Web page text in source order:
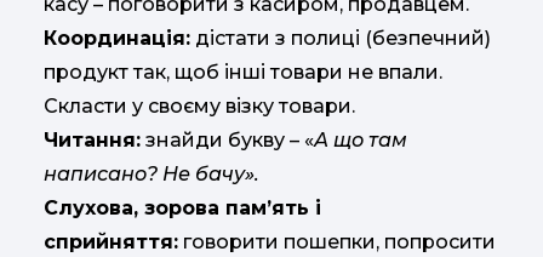
Координація: дістати з полиці (безпечний)
продукт так, щоб інші товари не впали.
Скласти у своєму візку товари.
Читання: знайди букву – «А що там
написано? Не бачу».
Слухова, зорова пам’ять і
сприйняття: говорити пошепки, попросити